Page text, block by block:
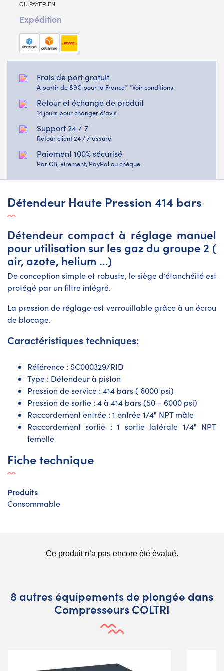
OU PAYER EN
Expédition
Frais de port gratuit
A partir de 89€ pour la France* *Voir conditions
Retour et échange de produit
14 jours pour changer d'avis
Support 24 / 7
Retour client 24 / 7 assuré
Paiement 100% sécurisé
Par CB, Virement, PayPal ou chèque
Détendeur Haute Pression 414 bars
Détendeur compact à réglage manuel
pour utilisation sur les gaz du groupe 2 (
air, azote, helium …)
De conception simple et robuste, le siège d’étanchéité est
protégé par un filtre intégré.
La pression de réglage est verrouillable grâce à un écrou
de blocage.
Caractéristiques techniques:
Référence : SC000329/RID
Type : Détendeur à piston
Pression de service : 414 bars ( 6000 psi)
Pression de sortie : 4 à 414 bars (50 – 6000 psi)
Raccordement entrée : 1 entrée 1/4" NPT mâle
Raccordement sortie : 1 sortie latérale 1/4" NPT
femelle
Fiche technique
Produits
Consommable
8 autres équipements de plongée dans
Compresseurs COLTRI